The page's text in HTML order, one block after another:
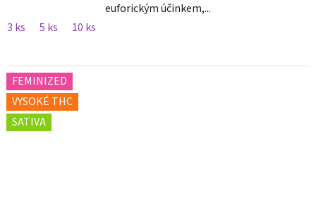
euforickým účinkem,...
3 ks
5 ks 10 ks
FEMINIZED
VYSOKÉ THC
SATIVA